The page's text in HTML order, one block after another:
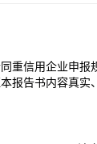
重信用企业申报
报告书内容真实